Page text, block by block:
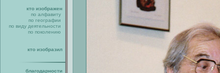
кто изображен
по алфавиту
по географии
по виду деятельности
по поколению
кто изобразил
благодарности